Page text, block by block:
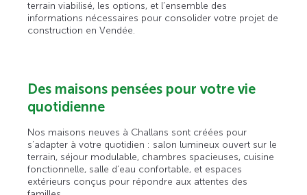
terrain viabilisé, les options, et l’ensemble des
informations nécessaires pour consolider votre projet de
construction en Vendée.
Des maisons pensées pour votre vie
quotidienne
Nos maisons neuves à Challans sont créées pour
s’adapter à votre quotidien : salon lumineux ouvert sur le
terrain, séjour modulable, chambres spacieuses, cuisine
fonctionnelle, salle d’eau confortable, et espaces
extérieurs conçus pour répondre aux attentes des